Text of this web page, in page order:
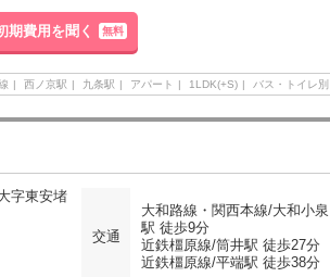
期費用を聞く 無料
西ノ京駅 九条駅 アパート 1LDK(+S) バス・トイレ別
字東安堵
交通
大和路線・関西本線/大和小泉
駅 徒歩9分
近鉄橿原線/筒井駅 徒歩27分
近鉄橿原線/平端駅 徒歩38分